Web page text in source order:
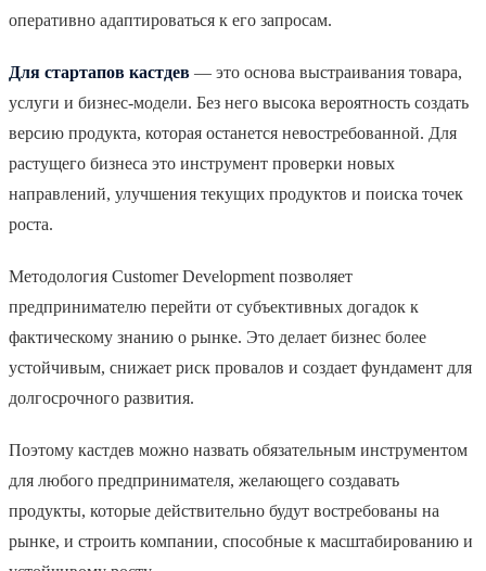
оперативно адаптироваться к его запросам.
Для стартапов кастдев — это основа выстраивания товара,
услуги и бизнес-модели. Без него высока вероятность создать
версию продукта, которая останется невостребованной. Для
растущего бизнеса это инструмент проверки новых
направлений, улучшения текущих продуктов и поиска точек
роста.
Методология Customer Development позволяет
предпринимателю перейти от субъективных догадок к
фактическому знанию о рынке. Это делает бизнес более
устойчивым, снижает риск провалов и создает фундамент для
долгосрочного развития.
Поэтому кастдев можно назвать обязательным инструментом
для любого предпринимателя, желающего создавать
продукты, которые действительно будут востребованы на
рынке, и строить компании, способные к масштабированию и